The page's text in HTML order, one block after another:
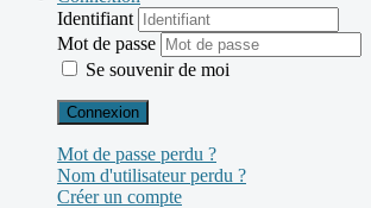
Identifiant
Mot de passe
Se souvenir de moi
Connexion
Mot de passe perdu ?
Nom d'utilisateur perdu ?
Créer un compte